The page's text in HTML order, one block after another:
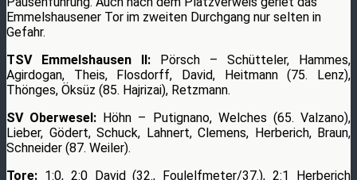
Emmelshausener Tor im zweiten Durchgang nur selten in
Gefahr.
TSV Emmelshausen II: Pörsch – Schütteler, Hammes,
Agirdogan, Theis, Flosdorff, David, Heitmann (75. Lenz),
Thönges, Öksüz (85. Hajrizai), Retzmann.
SV Oberwesel: Höhn – Putignano, Welches (65. Valzano),
Lieber, Gödert, Schuck, Lahnert, Clemens, Herberich, Braun,
Schneider (87. Weiler).
Tore: 1:0, 2:0 David (32., Foulelfmeter/37.), 2:1 Herberich